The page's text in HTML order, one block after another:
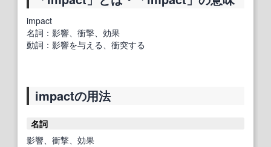
impact
名詞：影響、衝撃、効果
動詞：影響を与える、衝突する
impactの用法
名詞
影響、衝撃、効果